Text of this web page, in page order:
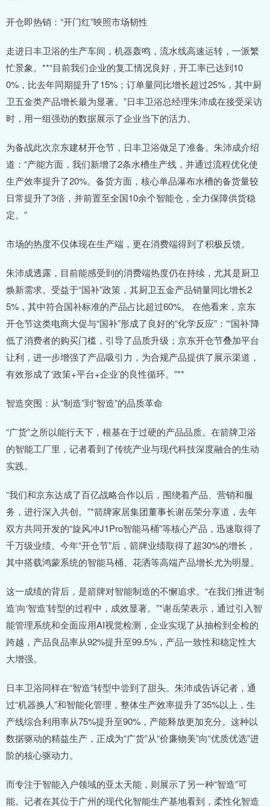
开仓即热销：“开门红”映照市场韧性
走进日丰卫浴的生产车间，机器轰鸣，流水线高速运转，一派繁
忙景象。**“目前我们企业的复工情况良好，开工率已达到10
0%，比去年同期提升了15%；订单量同比增长超过25%，其中厨
卫五金类产品增长最为显著。”日丰卫浴总经理朱沛成在接受采访
时，用一组强劲的数据展示了企业当下的活力。
为备战此次京东建材开仓节，日丰卫浴做足了准备。朱沛成介绍
道：“产能方面，我们新增了2条水槽生产线，并通过流程优化使
生产效率提升了20%。备货方面，核心单品瀑布水槽的备货量较
日常提升了3倍，并前置至全国10余个智能仓，全力保障供货稳
定。”
市场的热度不仅体现在生产端，更在消费端得到了积极反馈。
朱沛成透露，目前能感受到的消费端热度仍在持续，尤其是厨卫
焕新需求。受益于“国补”政策，其厨卫五金产品销量同比增长2
5%，其中符合国补标准的产品占比超过60%。 在他看来，京东
开仓节这类电商大促与“国补”形成了良好的“化学反应”：“‘国补’降
低了消费者的购买门槛，引导了品质升级；京东开仓节叠加平台
让利，进一步增强了产品吸引力，为合规产品提供了展示渠道，
有效形成了‘政策+平台+企业’的良性循环。”**
智造突围：从“制造”到“智造”的品质革命
“广货”之所以能行天下，根基在于过硬的产品品质。在箭牌卫浴
的智能工厂里，记者看到了传统产业与现代科技深度融合的生动
实践。
“我们和京东达成了百亿战略合作以后，围绕着产品、营销和服
务，进行深入共创。”*箭牌家居集团董事长谢岳荣分享道，去年
双方共同开发的“旋风冲J1Pro智能马桶”等核心产品，迅速取得了
千万级业绩。今年“开仓节”后，箭牌业绩取得了超30%的增长，
其中搭载鸿蒙系统的智能马桶、花洒等高端产品增长尤为明显。
这一成绩的背后，是箭牌对智能制造的不懈追求。“在我们推进‘制
造’向‘智造’转型的过程中，成效显著。”*谢岳荣表示，通过引入智
能管理系统和全面应用AI视觉检测，企业实现了从抽检到全检的
跨越，产品良品率从92%提升至99.5%，产品一致性和稳定性大
大增强。
日丰卫浴同样在“智造”转型中尝到了甜头。朱沛成告诉记者，通
过“机器换人”和智能化管理，整体生产效率提升了35%以上，生
产线综合利用率从75%提升至90%，产能释放更加充分。这种以
数据驱动的精益生产，正成为“广货”从“价廉物美”向“优质优选”进
阶的核心驱动力。
而专注于智能入户领域的亚太天能，则展示了另一种“智造”可
能。记者在其位于广州的现代化智能生产基地看到，柔性化智造